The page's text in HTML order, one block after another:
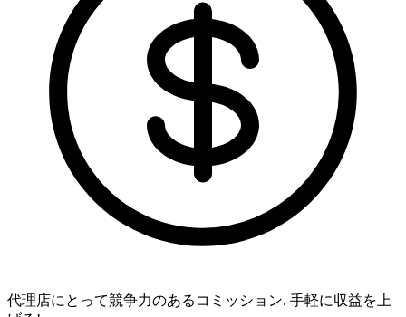
代理店にとって競争力のあるコミッション. 手軽に収益を上